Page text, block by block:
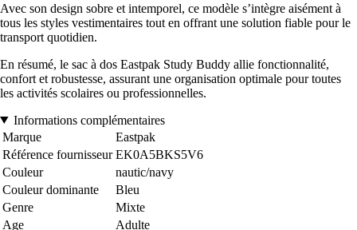
Avec son design sobre et intemporel, ce modèle s’intègre aisément à
tous les styles vestimentaires tout en offrant une solution fiable pour le
transport quotidien.
En résumé, le sac à dos Eastpak Study Buddy allie fonctionnalité,
confort et robustesse, assurant une organisation optimale pour toutes
les activités scolaires ou professionnelles.
Informations complémentaires
Marque
Eastpak
Référence fournisseur EK0A5BKS5V6
Couleur
nautic/navy
Couleur dominante
Bleu
Genre
Mixte
Age
Adulte